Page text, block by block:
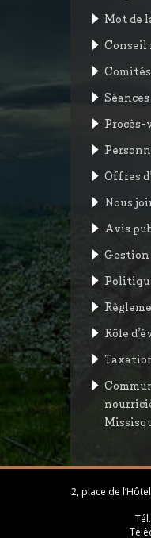
Mot de
Conseil
Procès-
Offres
Nous
Avis
Rôle
2, place de